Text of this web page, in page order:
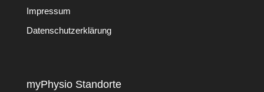
Impressum
Datenschutzerklärung
myPhysio Standorte